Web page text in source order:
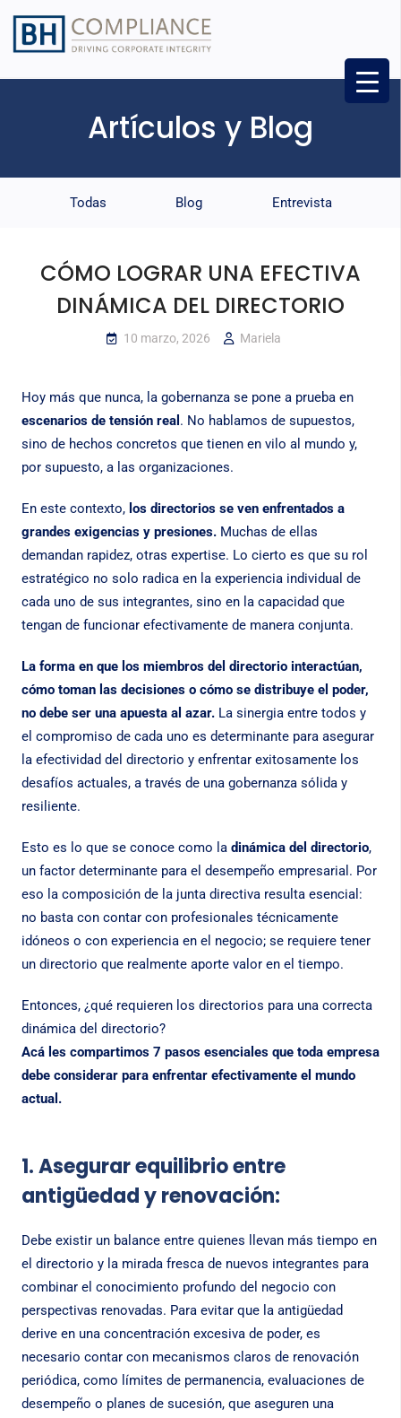
Artículos y Blog
Todas Blog Entrevista
CÓMO LOGRAR UNA EFECTIVA
DINÁMICA DEL DIRECTORIO
10 marzo, 2026 Mariela
Hoy más que nunca, la gobernanza se pone a prueba en
escenarios de tensión real . No hablamos de supuestos,
sino de hechos concretos que tienen en vilo al mundo y,
por supuesto, a las organizaciones.
En este contexto, los directorios se ven enfrentados a
grandes exigencias y presiones.Muchas de ellas
demandan rapidez, otras expertise. Lo cierto es que su rol
estratégico no solo radica en la experiencia individual de
cada uno de sus integrantes, sino en la capacidad que
tengan de funcionar efectivamente de manera conjunta.
La forma en que los miembros del directorio interactúan,
cómo toman las decisiones o cómo se distribuye el poder,
no debe ser una apuesta al azar.La sinergia entre todos y
el compromiso de cada uno es determinante para asegurar
la efectividad del directorio y enfrentar exitosamente los
desafíos actuales, a través de una gobernanza sólida y
resiliente.
Esto es lo que se conoce como la dinámica del directorio,
un factor determinante para el desempeño empresarial. Por
eso la composición de la junta directiva resulta esencial:
no basta con contar con profesionales técnicamente
idóneos o con experiencia en el negocio; se requiere tener
un directorio que realmente aporte valor en el tiempo.
Entonces, ¿qué requieren los directorios para una correcta
dinámica del directorio?
Acá les compartimos 7 pasos esenciales que toda empresa
debe considerar para enfrentar efectivamente el mundo
actual.
1. Asegurar equilibrio entre
antigüedad y renovación:
Debe existir un balance entre quienes llevan más tiempo en
el directorio y la mirada fresca de nuevos integrantes para
combinar el conocimiento profundo del negocio con
perspectivas renovadas. Para evitar que la antigüedad
derive en una concentración excesiva de poder, es
necesario contar con mecanismos claros de renovación
periódica, como límites de permanencia, evaluaciones de
desempeño o planes de sucesión, que aseguren una